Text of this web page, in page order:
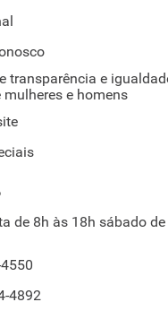
transparência e
e homens
de 8h às 18h sábado de
4892